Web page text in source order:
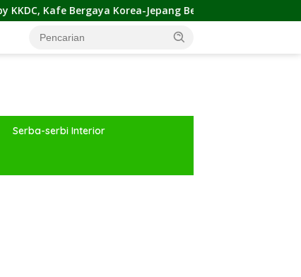
Korea-Jepang Bersama Permainan Cahaya nan
Serba-serbi Interior